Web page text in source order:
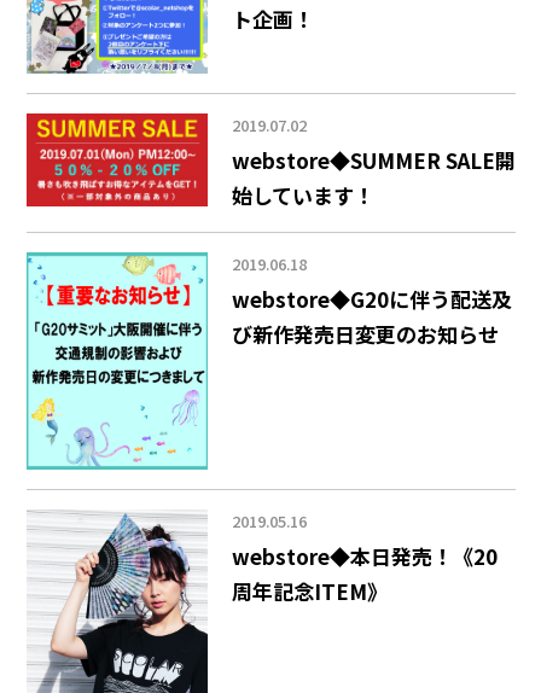
ト企画！
2019.07.02
webstore◆SUMMER SALE開
始しています！
2019.06.18
webstore◆G20に伴う配送及
び新作発売日変更のお知らせ
2019.05.16
webstore◆本日発売！《20
周年記念ITEM》